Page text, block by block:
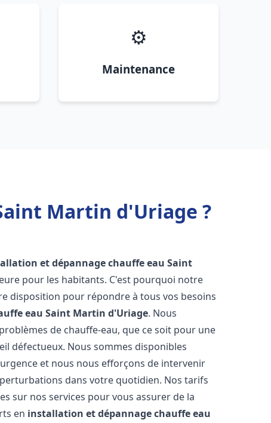
⚙️
Maintenance
Martin d'Uriage ?
et dépannage chauffe eau Saint
pour les habitants. C'est pourquoi notre
disposition pour répondre à tous vos besoins
eau Saint Martin d'Uriage. Nous
de chauffe-eau, que ce soit pour une
défectueux. Nous sommes disponibles
et nous nous efforçons de intervenir
dans votre quotidien. Nos tarifs
sur nos services pour vous assurer de la
en installation et dépannage chauffe eau